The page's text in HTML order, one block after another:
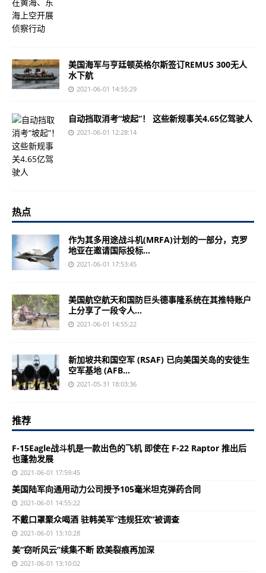
美国海军与亨廷顿英格尔斯签订REMUS 300无人
水下航
2021-06-01 14:55:29
自动挡取消考“坡起”！ 这些新规事关4.65亿驾驶人
2021-06-01 12:28:14
热点
作为其多用途战斗机(MRFA)计划的一部分，克罗
地亚在邀请国际投标...
2021-06-01 17:53:45
美国航空航天和国防巨头德事隆系统在其推特账户
上分享了一段令人...
2021-06-01 14:55:22
新加坡共和国空军 (RSAF) 已向美国关岛的安徒生
空军基地 (AFB...
2021-05-31 18:03:36
推荐
F-15Eagle战斗机是一款出色的飞机 即使在 F-22 Raptor 推出后
也蓬勃发展
2021-06-01 17:59:45
美国陆军向通用动力公司授予105毫米坦克弹药合同
2021-06-01 14:55:22
不戴口罩聚众喝酒 驻韩美军“违规狂欢”被调查
2021-06-01 13:10:28
美“窃听风云”续集不断 欧美裂痕再加深
2021-06-01 13:10:02